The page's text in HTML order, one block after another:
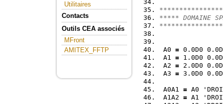
Utilitaires
Contacts
Outils CEA associés
MFront
AMITEX_FFTP
***** DOMAINE
A0 = 0.0D0
A1 = 1.0D0
A2 = 2.0D0
A3 = 3.0D0
A0A1 = A0
A1A2 = A1